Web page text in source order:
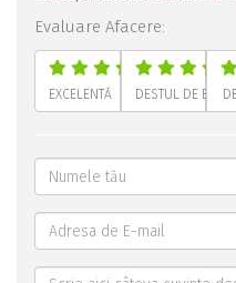
Evaluare Afacere:
EXCELENTĂ DESTUL DE BUNĂ